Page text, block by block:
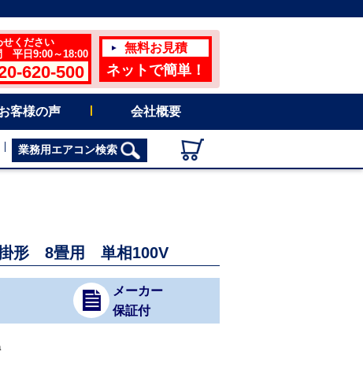
せください
平日9:00～18:00
620-500
無料お見積
ネットで簡単！
客様の声 会社概要
業務用エアコン検索
形 8畳用 単相100V
メーカー
保証付